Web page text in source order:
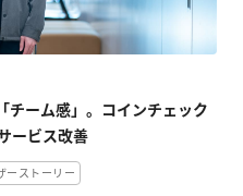
チーム感」。コインチェック
ービス改善
ーストーリー